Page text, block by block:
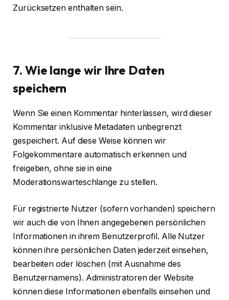
Zurücksetzen enthalten sein.
7. Wie lange wir Ihre Daten
speichern
Wenn Sie einen Kommentar hinterlassen, wird dieser
Kommentar inklusive Metadaten unbegrenzt
gespeichert. Auf diese Weise können wir
Folgekommentare automatisch erkennen und
freigeben, ohne sie in eine
Moderationswarteschlange zu stellen.
Für registrierte Nutzer (sofern vorhanden) speichern
wir auch die von Ihnen angegebenen persönlichen
Informationen in ihrem Benutzerprofil. Alle Nutzer
können ihre persönlichen Daten jederzeit einsehen,
bearbeiten oder löschen (mit Ausnahme des
Benutzernamens). Administratoren der Website
können diese Informationen ebenfalls einsehen und